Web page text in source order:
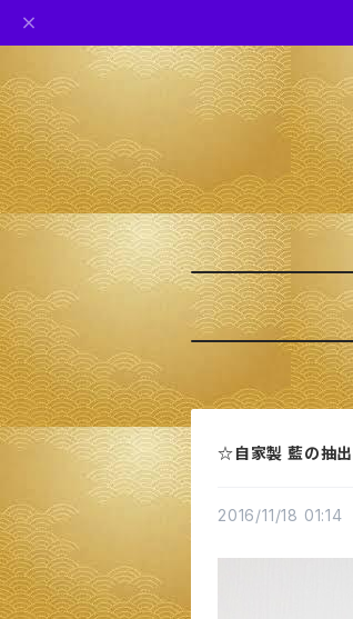
☆自家製 藍の抽
2016/11/18 01:14